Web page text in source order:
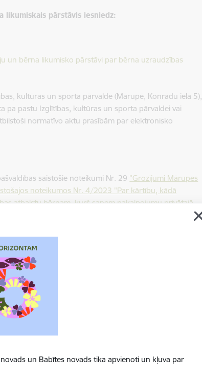
un Babītes novads tika apvienoti un kļuva par
likumiskais pārstāvis iesniedz:
un bērna likumisko pārstāvi par bērna uzraudzības
kultūras un sporta pārvaldē (Mārupē, Konrādu ielā 5),
pa pastu Izglītības, kultūras un sporta pārvaldei vai
normatīvo aktu prasībām par elektronisko
saistošie noteikumi Nr. 29 "Grozījumi Mārupes
noteikumos Nr. 4/2023 "Par kārtību, kādā
atbalstu bērnam, kurš saņem pakalpojumu privātajā
un privātās pirmsskolas izglītības iestādes
par līdzfinansējuma pie privātā bērnu uzraudzības
jaunajā redakcijā nosaka, ka
vieta Mārupes novada pašvaldības pirmsskolas
, vai bērns uzņemts privātajā izglītības iestādē, vai citas